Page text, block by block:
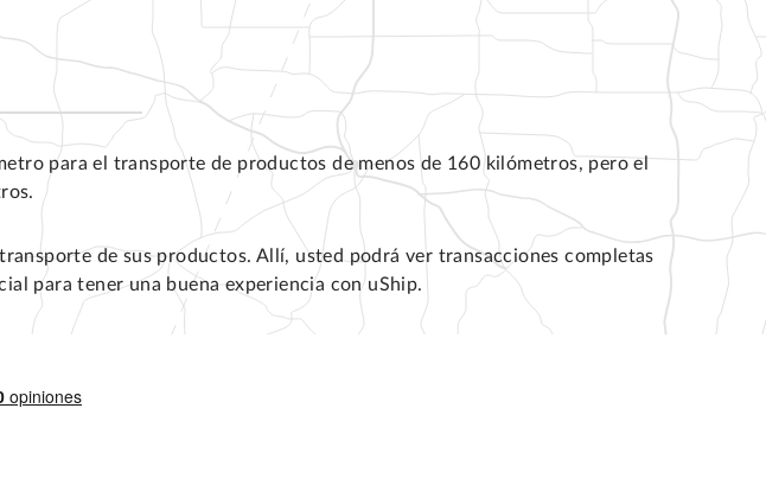
para el transporte de productos de menos de 160 kilómetros, pero el
de sus productos. Allí, usted podrá ver transacciones completas
para tener una buena experiencia con uShip.